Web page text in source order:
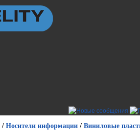
/ Носители информации / Виниловые